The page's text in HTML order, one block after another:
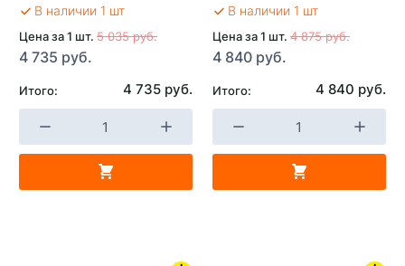
В наличии 1 шт
Цена за 1 шт. 5 035 руб.
4 735 руб.
Итого: 4 735 руб.
В наличии 1 шт
Цена за 1 шт. 4 875 руб.
4 840 руб.
Итого: 4 840 руб.